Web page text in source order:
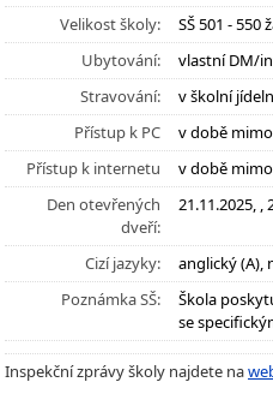
Velikost školy:
SŠ 501 - 550
Ubytování:
vlastní DM/
Stravování:
v školní
Přístup k PC
v době
Přístup k internetu
v době
Den otevřených
dveří:
21.11.2025, ,
Cizí jazyky:
anglický (A),
Poznámka SŠ:
Škola
se
Inspekční zprávy školy najdete na